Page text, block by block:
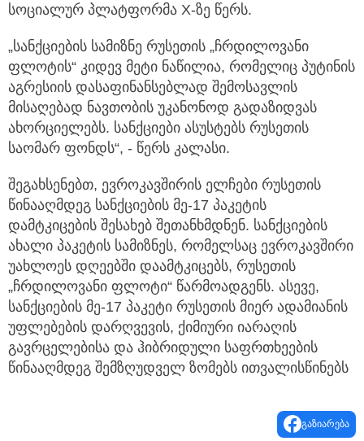
სოციალურ პლატფორმა X-ზე წერს.
„სანქციების სამიზნე რუსეთის „ჩრდილოვანი
ფლოტის“ კიდევ მეტი ნაწილია, რომელიც პუტინის
აგრესიის დასაფინანსებლად შემოსავლის
მისაღებად ნავთობის უკანონოდ გადაზიდვას
ახორციელებს. სანქციები ასუსტებს რუსეთის
საომარ ფონდს“, - წერს კალასი.
შეგახსენებთ, ევროკავშირის ელჩები რუსეთის
წინააღმდეგ სანქციების მე-17 პაკეტის
დამტკიცების შესახებ შეთანხმდნენ. სანქციების
ახალი პაკეტის სამიზნეს, რომელსაც ევროკავშირი
უახლოეს დღეებში დაამტკიცებს, რუსეთის
„ჩრდილოვანი ფლოტი“ წარმოადგენს. ასევე,
სანქციების მე-17 პაკეტი რუსეთის მიერ ადამიანის
უფლებების დარღვევის, ქიმიური იარაღის
გავრცელებისა და ჰიბრიდული საფრთხეების
წინააღმდეგ შემზღუდველ ზომებს ითვალისწინებს
გაზიარება